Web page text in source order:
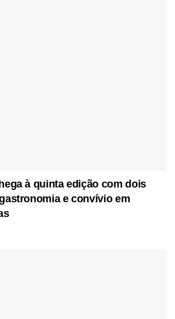
à quinta edição com dois
e convívio em